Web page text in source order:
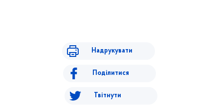
Надрукувати
Поділитися
Твітнути